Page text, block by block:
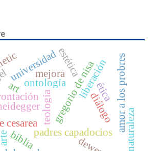
biblia
teología
ontología
padres capadocios
cesarea gregorio de nisa amor a los probres
liberación
diálogo
ética
universidad
arte
art
estética
naturaleza
mejora